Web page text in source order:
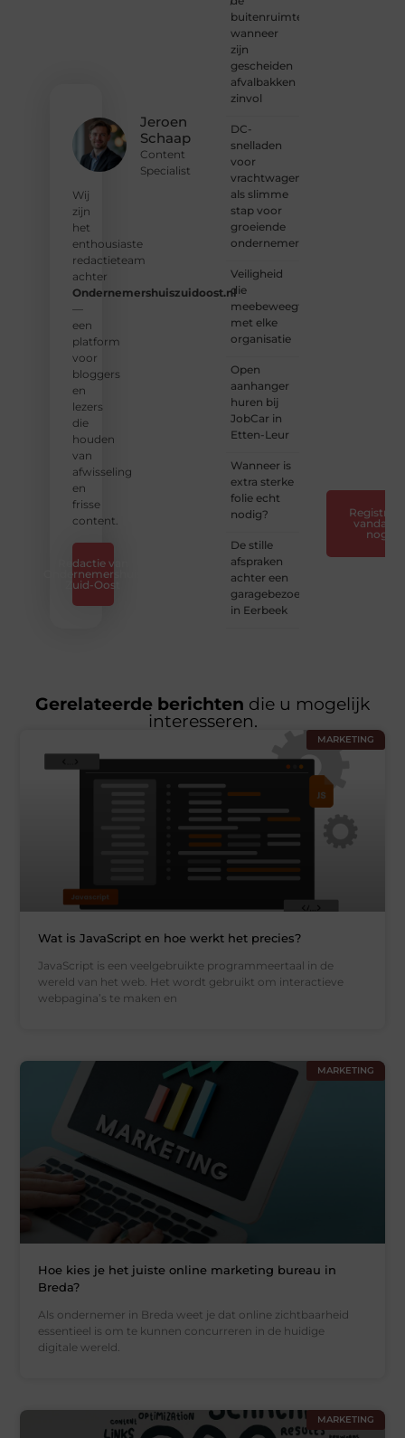
Jeroen
Schaap
Content
Specialist
Wij
zijn
het
enthousiaste
redactieteam
achter
Ondernemershuiszuidoost.nl
—
een
platform
voor
bloggers
en
lezers
die
houden
van
afwisseling
en
frisse
content.
Redactie van
Ondernemershuis
Zuid-Oost
buitenruimte:
wanneer
zijn
gescheiden
afvalbakken
zinvol
DC-
snelladen
voor
vrachtwagens
als slimme
stap voor
groeiende
ondernemers
Veiligheid
die
meebeweegt
met elke
organisatie
Open
aanhanger
huren bij
JobCar in
Etten-Leur
Wanneer is
extra sterke
folie echt
nodig?
De stille
afspraken
achter een
garagebezoek
in Eerbeek
Registreer
vandaag
nog
Gerelateerde berichten die u mogelijk
interesseren.
MARKETING
Wat is JavaScript en hoe werkt het precies?
JavaScript is een veelgebruikte programmeertaal in de
wereld van het web. Het wordt gebruikt om interactieve
webpagina’s te maken en
MARKETING
Hoe kies je het juiste online marketing bureau in
Breda?
Als ondernemer in Breda weet je dat online zichtbaarheid
essentieel is om te kunnen concurreren in de huidige
digitale wereld.
MARKETING